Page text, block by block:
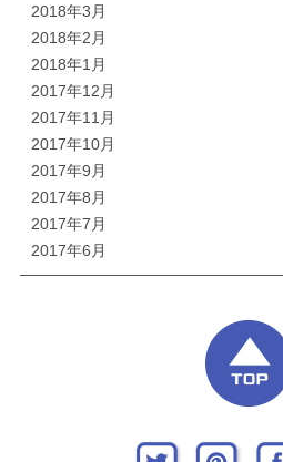
2018年3月
2018年2月
2018年1月
2017年12月
2017年11月
2017年10月
2017年9月
2017年8月
2017年7月
2017年6月